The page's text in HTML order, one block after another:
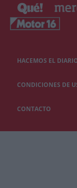
HACEMOS EL
CONDICIONES DE
CONTACTO